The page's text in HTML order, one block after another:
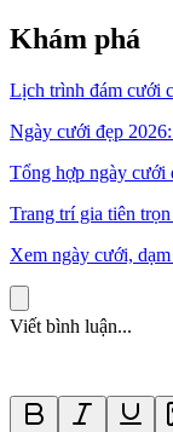
Khám phá
Lịch trình đám cưới
Ngày cưới đẹp
Tổng hợp ngày cưới
Trang trí gia tiên
Xem ngày cưới,
Viết bình luận...